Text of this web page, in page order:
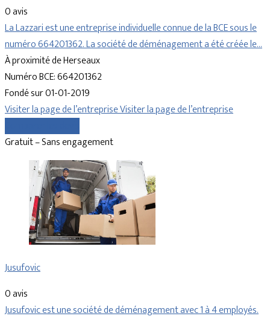
0 avis
La Lazzari est une entreprise individuelle connue de la BCE sous le
numéro 664201362. La société de déménagement a été créée le…
À proximité de Herseaux
Numéro BCE: 664201362
Fondé sur 01-01-2019
Visiter la page de l’entrepriseVisiter la page de l’entreprise
Gratuit – Sans engagement
Jusufovic
0 avis
Jusufovic est une société de déménagement avec 1 à 4 employés.